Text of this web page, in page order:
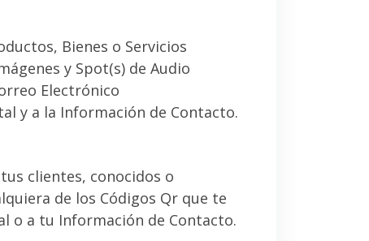
Bienes o Servicios
y Spot(s) de Audio
Electrónico
y a la Información de Contacto.
clientes, conocidos o
de los Códigos Qr que te
o a tu Información de Contacto.